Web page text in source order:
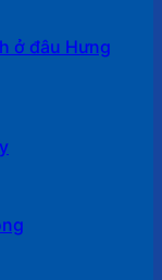
ở đâu Hưng